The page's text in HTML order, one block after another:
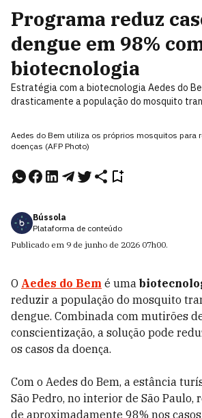
Programa reduz
dengue em 98%
biotecnologia
Estratégia com a biotecnologia Aedes do
drasticamente a população do mosquito
Aedes do Bem utiliza os próprios mosquitos para
doenças (AFP Photo)
Bússola
Plataforma de conteúdo
Publicado em 9 de junho de 2026 07h00.
O Aedes do Bem é uma
reduzir a população do mosquito
dengue. Combinada com mutirões
conscientização, a solução pode
os casos da doença.
Com o Aedes do Bem, a estância
São Pedro, no interior de São Paulo,
de aproximadamente 98% nos